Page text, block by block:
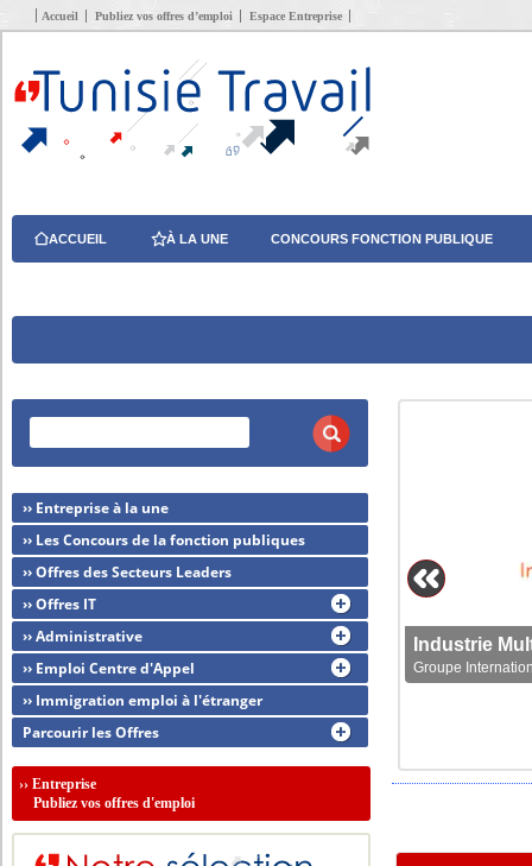
Accueil Publiez vos offres d’emploi Espace Entreprise
ACCUEIL À LA UNE CONCOURS FONCTION PUBLIQUE
Groupe
›› Entreprise à la une
›› Les Concours de la fonction publiques
›› Offres des Secteurs Leaders
›› Offres IT
›› Administrative
›› Emploi Centre d'Appel
›› Immigration emploi à l'étranger
Parcourir les Offres
››Entreprise
Publiez vos offres d'emploi